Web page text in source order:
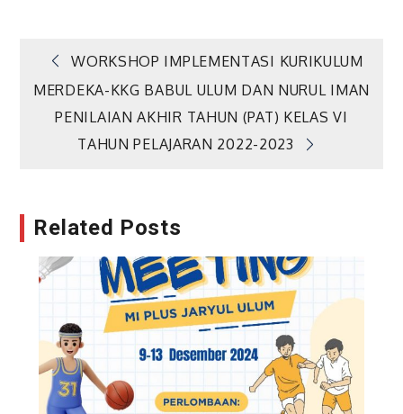
Navigasi
pos
WORKSHOP IMPLEMENTASI KURIKULUM
MERDEKA-KKG BABUL ULUM DAN NURUL IMAN
PENILAIAN AKHIR TAHUN (PAT) KELAS VI
TAHUN PELAJARAN 2022-2023
Related Posts